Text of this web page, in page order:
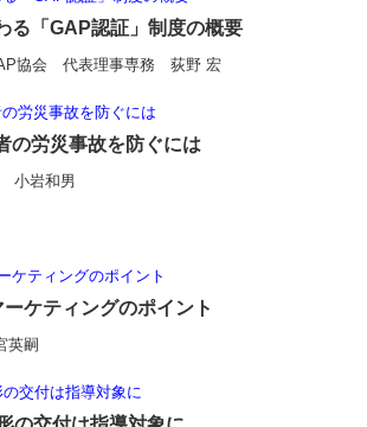
る「GAP認証」制度の概要
協会 代表理事専務 荻野 宏
の労災事故を防ぐには
小岩和男
ーケティングのポイント
英嗣